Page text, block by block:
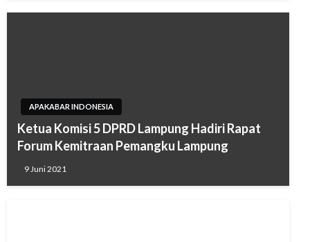
APAKABAR INDONESIA
Ketua Komisi 5 DPRD Lampung Hadiri Rapat
Forum Kemitraan Pemangku Lampung
9 Juni 2021